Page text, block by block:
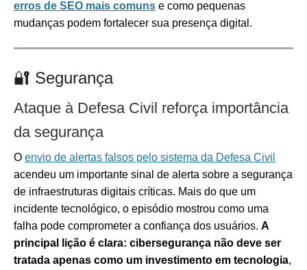
erros de SEO mais comuns e como pequenas
mudanças podem fortalecer sua presença digital.
🔐 Segurança
Ataque à Defesa Civil reforça importância
da segurança
O envio de alertas falsos pelo sistema da Defesa Civil
acendeu um importante sinal de alerta sobre a segurança
de infraestruturas digitais críticas. Mais do que um
incidente tecnológico, o episódio mostrou como uma
falha pode comprometer a confiança dos usuários. A
principal lição é clara: cibersegurança não deve ser
tratada apenas como um investimento em tecnologia,